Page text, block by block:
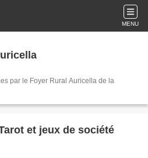
MENU
par le Foyer Rural Auricella de la
et jeux de société